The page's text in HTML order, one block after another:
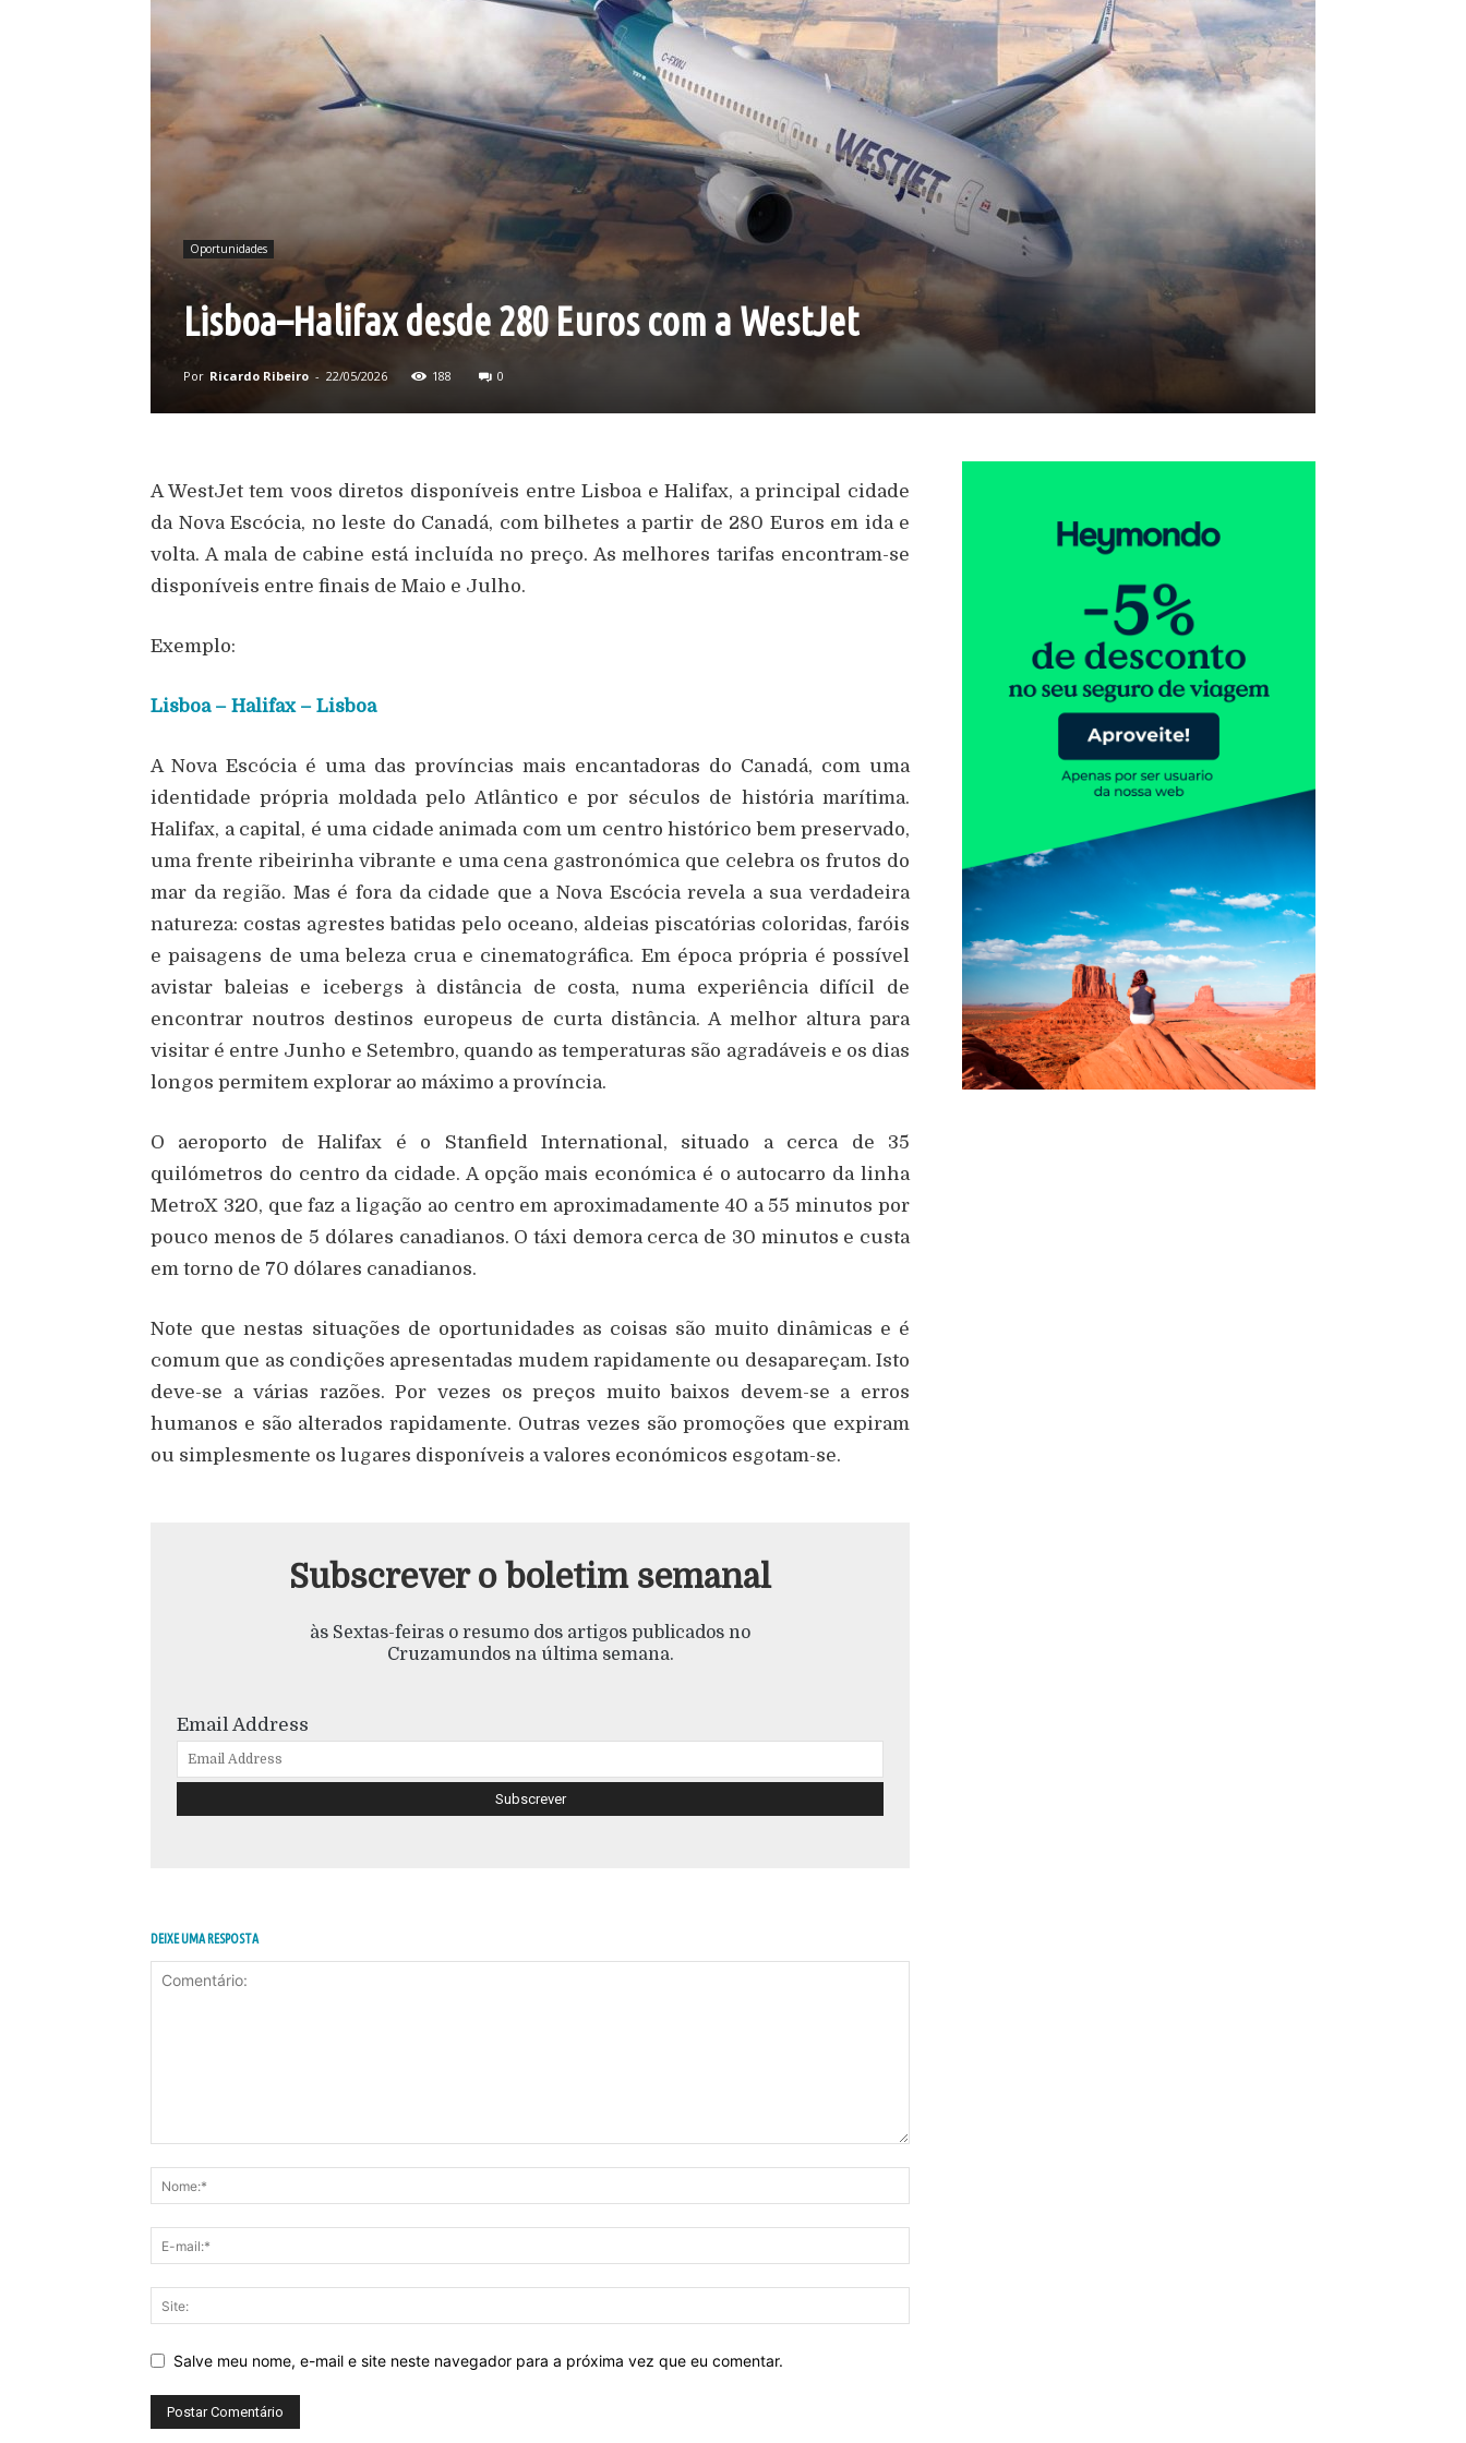
Oportunidades
Lisboa–Halifax desde 280 Euros com a WestJet
Por Ricardo Ribeiro - 22/05/2026 188 0
A WestJet tem voos diretos disponíveis entre Lisboa e Halifax, a principal cidade
da Nova Escócia, no leste do Canadá, com bilhetes a partir de 280 Euros em ida e
volta. A mala de cabine está incluída no preço. As melhores tarifas encontram-se
disponíveis entre finais de Maio e Julho.
Exemplo:
Lisboa – Halifax – Lisboa
A Nova Escócia é uma das províncias mais encantadoras do Canadá, com uma
identidade própria moldada pelo Atlântico e por séculos de história marítima.
Halifax, a capital, é uma cidade animada com um centro histórico bem preservado,
uma frente ribeirinha vibrante e uma cena gastronómica que celebra os frutos do
mar da região. Mas é fora da cidade que a Nova Escócia revela a sua verdadeira
natureza: costas agrestes batidas pelo oceano, aldeias piscatórias coloridas, faróis
e paisagens de uma beleza crua e cinematográfica. Em época própria é possível
avistar baleias e icebergs à distância de costa, numa experiência difícil de
encontrar noutros destinos europeus de curta distância. A melhor altura para
visitar é entre Junho e Setembro, quando as temperaturas são agradáveis e os dias
longos permitem explorar ao máximo a província.
O aeroporto de Halifax é o Stanfield International, situado a cerca de 35
quilómetros do centro da cidade. A opção mais económica é o autocarro da linha
MetroX 320, que faz a ligação ao centro em aproximadamente 40 a 55 minutos por
pouco menos de 5 dólares canadianos. O táxi demora cerca de 30 minutos e custa
em torno de 70 dólares canadianos.
Note que nestas situações de oportunidades as coisas são muito dinâmicas e é
comum que as condições apresentadas mudem rapidamente ou desapareçam. Isto
deve-se a várias razões. Por vezes os preços muito baixos devem-se a erros
humanos e são alterados rapidamente. Outras vezes são promoções que expiram
ou simplesmente os lugares disponíveis a valores económicos esgotam-se.
Subscrever o boletim semanal
às Sextas-feiras o resumo dos artigos publicados no
Cruzamundos na última semana.
Email Address
DEIXE UMA RESPOSTA
Salve meu nome, e-mail e site neste navegador para a próxima vez que eu comentar.